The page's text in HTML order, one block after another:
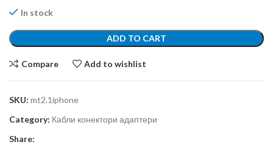
In stock
ADD TO CART
Compare Add to wishlist
SKU: mt2.1iphone
Category: Кабли конектори адаптери
Share: